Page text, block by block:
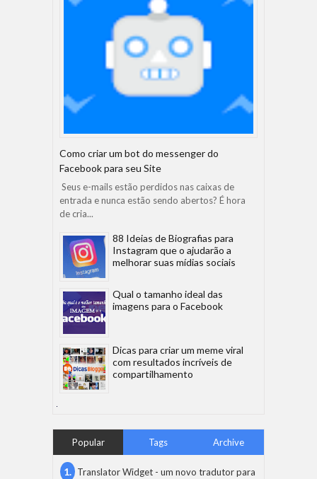
Como criar um bot do messenger do
Facebook para seu Site
Seus e-mails estão perdidos nas caixas de
entrada e nunca estão sendo abertos? É hora
de cria...
88 Ideias de Biografias para
Instagram que o ajudarão a
melhorar suas mídias sociais
Qual o tamanho ideal das
imagens para o Facebook
Dicas para criar um meme viral
com resultados incríveis de
compartilhamento
Popular Tags Archive
Translator Widget - um novo tradutor para